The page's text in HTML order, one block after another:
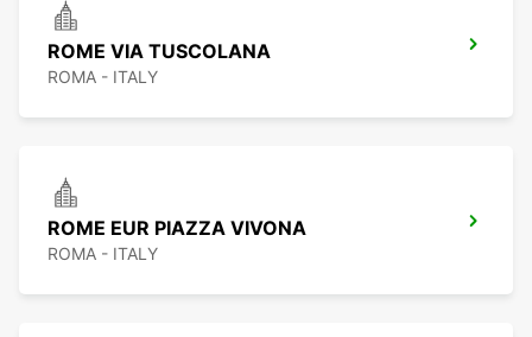
ROME VIA TUSCOLANA
ROMA - ITALY
ROME EUR PIAZZA VIVONA
ROMA - ITALY